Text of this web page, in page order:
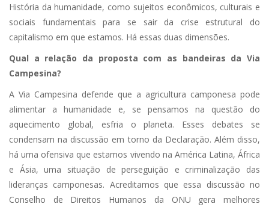
História da humanidade, como sujeitos econômicos, culturais e
sociais fundamentais para se sair da crise estrutural do
capitalismo em que estamos. Há essas duas dimensões.
Qual a relação da proposta com as bandeiras da Via
Campesina?
A Via Campesina defende que a agricultura camponesa pode
alimentar a humanidade e, se pensamos na questão do
aquecimento global, esfria o planeta. Esses debates se
condensam na discussão em torno da Declaração. Além disso,
há uma ofensiva que estamos vivendo na América Latina, África
e Ásia, uma situação de perseguição e criminalização das
lideranças camponesas. Acreditamos que essa discussão no
Conselho de Direitos Humanos da ONU gera melhores